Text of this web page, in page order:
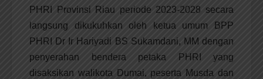
PHRI Provinsi Riau periode 2023-2028 secara
langsung dikukuhkan oleh ketua umum BPP
PHRI Dr Ir Hariyadi BS Sukamdani, MM dengan
penyerahan bendera petaka PHRI yang
disaksikan walikota Dumai, peserta Musda dan